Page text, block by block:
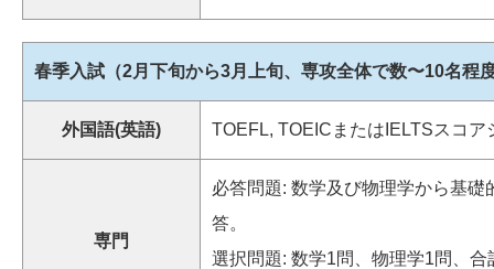
春季入試（2月下旬から3月上旬、専攻全体で数〜10名程
外国語(英語) TOEFL, TOEICまたはIELTSスコ
専門
必答問題: 数学及び物理学から基
答。
選択問題: 数学1問、物理学1問、